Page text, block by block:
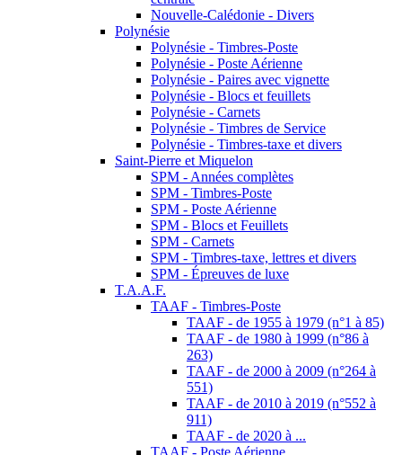
SPM - Timbres-taxe, lettres et divers
SPM - Épreuves de luxe
T.A.A.F.
TAAF - Timbres-Poste
TAAF - de 1955 à 1979 (n°1 à 85)
TAAF - de 1980 à 1999 (n°86 à
263)
TAAF - de 2000 à 2009 (n°264 à
551)
TAAF - de 2010 à 2019 (n°552 à
911)
TAAF - de 2020 à ...
TAAF - Poste Aérienne
TAAF - Paires avec vignette centrale
TAAF - Blocs et Blocs-souvenirs
TAAF - Carnets de voyage
TAAF - Années complètes
TAAF - Lettres
T.A.A.F. - Divers
Wallis et Futuna
Wallis & Futuna - Timbres-Poste
Wallis & Futuna - Poste Aérienne
Wallis & Futuna - Blocs et Feuilles
Wallis et Futuna - Paires avec vignette
centrale
Wallis & Futuna - Épreuves de luxe
TIMBRES EUROPA
EUROPA - Années complètes